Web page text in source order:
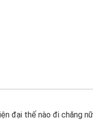
đại thế nào đi chăng